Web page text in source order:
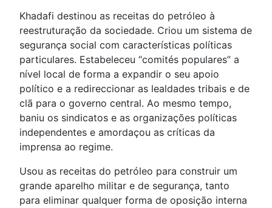
Khadafi destinou as receitas do petróleo à
reestruturação da sociedade. Criou um sistema de
segurança social com características políticas
particulares. Estabeleceu “comités populares” a
nível local de forma a expandir o seu apoio
político e a redireccionar as lealdades tribais e de
clã para o governo central. Ao mesmo tempo,
baniu os sindicatos e as organizações políticas
independentes e amordaçou as críticas da
imprensa ao regime.
Usou as receitas do petróleo para construir um
grande aparelho militar e de segurança, tanto
para eliminar qualquer forma de oposição interna